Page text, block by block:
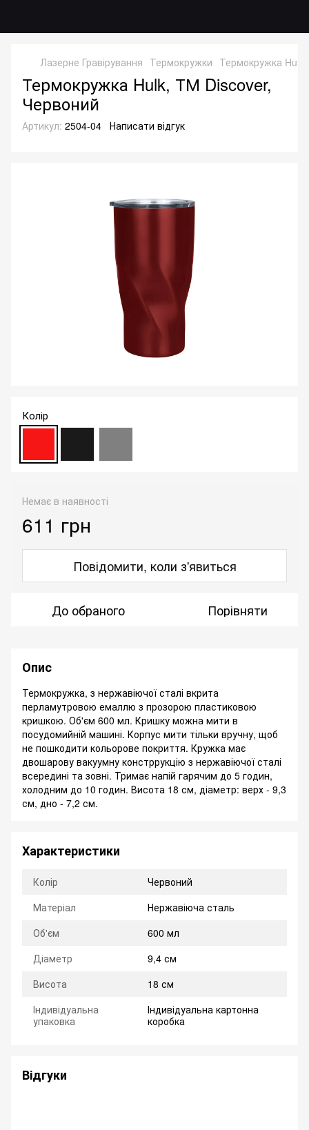
Лазерне Гравірування Термокружки Термокружка
Термокружка Hulk, ТМ Discover,
Червоний
Артикул: 2504-04 Написати відгук
Колір
Немає в наявності
611 грн
Повідомити, коли з'явиться
До обраного Порівняти
Опис
Термокружка, з нержавіючої сталі вкрита
перламутровою емаллю з прозорою пластиковою
кришкою. Об'єм 600 мл. Кришку можна мити в
посудомийній машині. Корпус мити тільки вручну, щоб
не пошкодити кольорове покриття. Кружка має
двошарову вакуумну констррукцію з нержавіючої сталі
всередині та зовні. Тримає напій гарячим до 5 годин,
холодним до 10 годин. Висота 18 см, діаметр: верх - 9,3
см, дно - 7,2 см.
Характеристики
Колір
Червоний
Матеріал
Нержавіюча сталь
Об'єм
600 мл
Діаметр
9,4 см
Висота
18 см
Індивідуальна
упаковка
Індивідуальна картонна
коробка
Відгуки